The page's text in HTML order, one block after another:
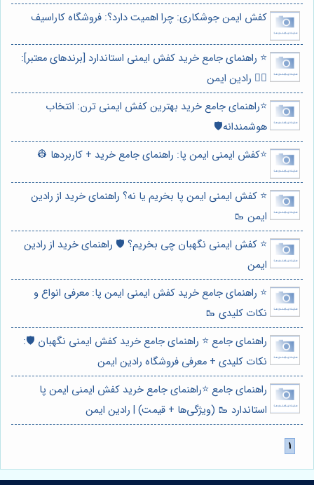
کفش ایمن جوشکاری: چرا اهمیت دارد؟: فروشگاه کاراسیف
⭐️ راهنمای جامع خرید کفش ایمنی استاندارد [برندهای معتبر]:
👷‍♂️ رادین ایمن
⭐️راهنمای جامع خرید بهترین کفش ایمنی ترن: انتخاب
هوشمندانه🛡️
⭐️کفش ایمنی ایمن پا: راهنمای جامع خرید + کاربردها 👷
⭐️ کفش ایمنی ایمن پا بخریم یا نه؟ راهنمای خرید از رادین
ایمن 🥾
⭐️ کفش ایمنی نگهبان چی بخریم؟ 🛡️ راهنمای خرید از رادین
ایمن
⭐️ راهنمای جامع خرید کفش ایمنی ایمن پا: معرفی انواع و
نکات کلیدی 🥾
راهنمای جامع ⭐️ راهنمای جامع خرید کفش ایمنی نگهبان 🛡️:
نکات کلیدی + معرفی فروشگاه رادین ایمن
راهنمای جامع ⭐️راهنمای جامع خرید کفش ایمنی ایمن پا
استاندارد 🥾 (ویژگی‌ها + قیمت) | رادین ایمن